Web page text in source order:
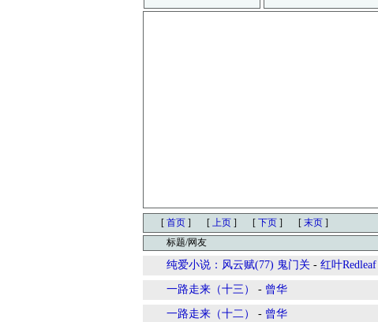
[ 首页 ] [ 上页 ] [ 下页 ] [ 末页 ]
标题/网友
纯爱小说：风云赋(77) 鬼门关 - 红叶Redleaf
一路走来（十三） - 曾华
一路走来（十二） - 曾华